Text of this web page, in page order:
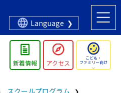
Language
新着情報 アクセス
こども・
ファミリー向け
スクールプログラム